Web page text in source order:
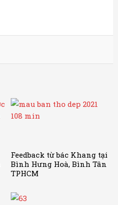
Feedback từ bác Khang tại
Bình Hưng Hoà, Bình Tân
TPHCM